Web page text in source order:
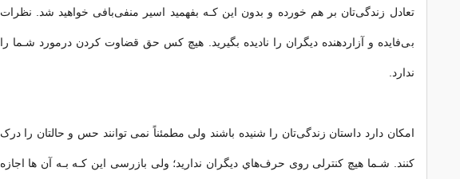
تعادل زندگی‌تان بر هم خورده و بدون این کـه بفهمید اسیر منفی‌بافی خواهید شد. نظرات
بی‌فایده و آزاردهنده دیگران را نادیده بگیرید. هیچ کس حق قضاوت کردن درمورد شـما را
ندارد.
امکان دارد داستان زندگی‌تان را شنیده باشند ولی مطمئناً نمی توانند حس و حالتان را درک
کنند. شـما هیچ کنترلی روی حرف‌هاي‌ دیگران ندارید؛ ولی بازرسی این کـه بـه آن ها اجازه